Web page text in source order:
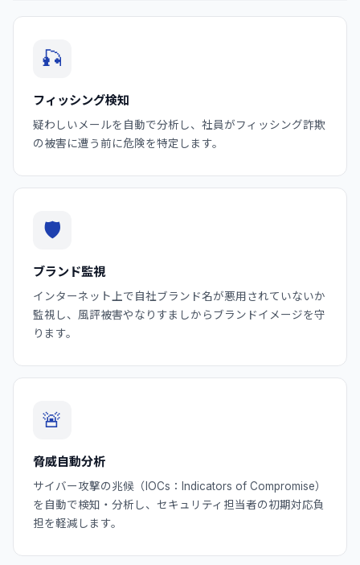
🎣
フィッシング検知
疑わしいメールを自動で分析し、社員がフィッシング詐欺
の被害に遭う前に危険を特定します。
🛡️
ブランド監視
インターネット上で自社ブランド名が悪用されていないか
監視し、風評被害やなりすましからブランドイメージを守
ります。
🚨
脅威自動分析
サイバー攻撃の兆候（IOCs：Indicators of Compromise）
を自動で検知・分析し、セキュリティ担当者の初期対応負
担を軽減します。